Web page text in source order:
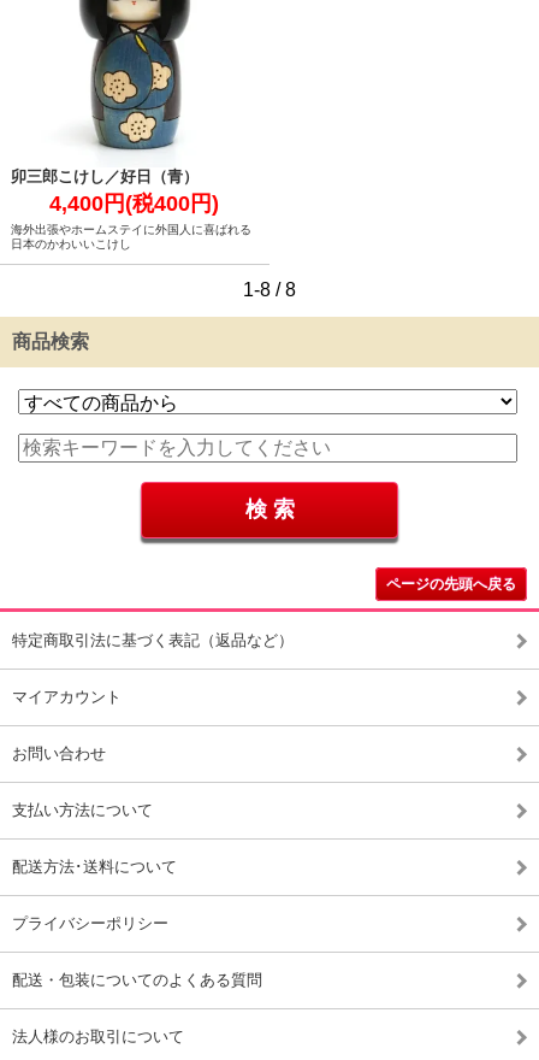
卯三郎こけし／好日（青）
4,400円(税400円)
海外出張やホームステイに外国人に喜ばれる
日本のかわいいこけし
1-8 / 8
商品検索
ページの先頭へ戻る
特定商取引法に基づく表記（返品など）
マイアカウント
お問い合わせ
支払い方法について
配送方法･送料について
プライバシーポリシー
配送・包装についてのよくある質問
法人様のお取引について